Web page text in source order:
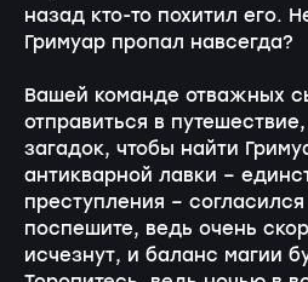
назад кто-то похитил его.
Гримуар пропал навсегда?
Вашей команде отважных
отправиться в
загадок, чтобы найти
антикварной лавки –
преступления –
поспешите, ведь очень
исчезнут, и баланс магии